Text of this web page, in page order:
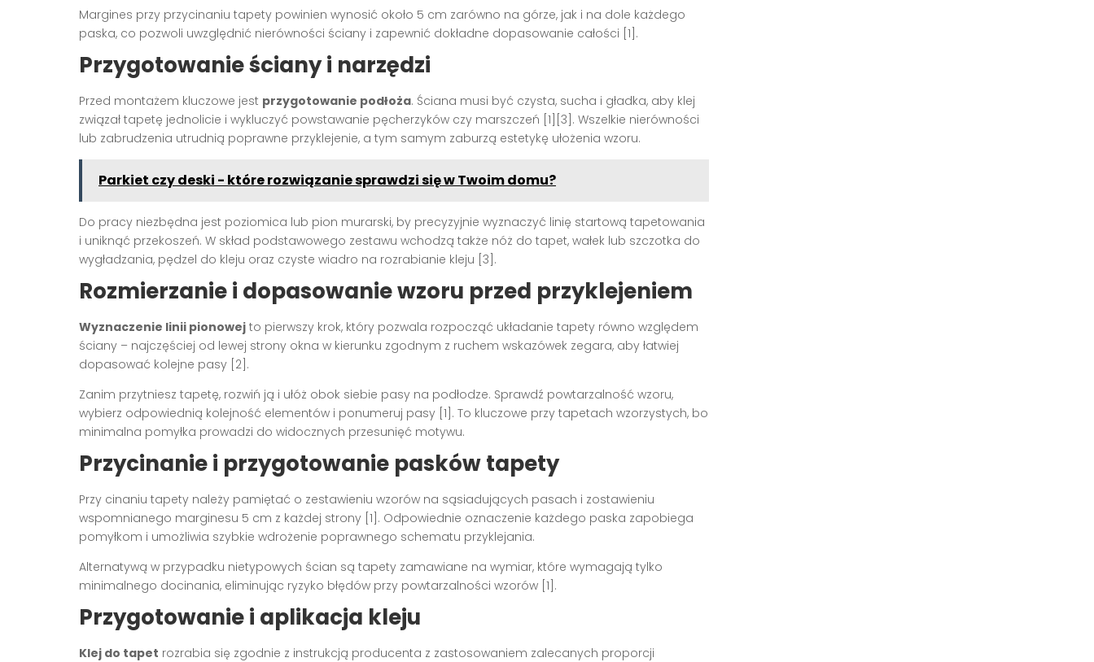
Margines przy przycinaniu tapety powinien wynosić około 5 cm zarówno na górze, jak i na dole każdego
paska, co pozwoli uwzględnić nierówności ściany i zapewnić dokładne dopasowanie całości [1] .
Przygotowanie ściany i narzędzi
Przed montażem kluczowe jest przygotowanie podłoża. Ściana musi być czysta, sucha i gładka, aby klej
związał tapetę jednolicie i wykluczyć powstawanie pęcherzyków czy marszczeń [1][3] . Wszelkie nierówności
lub zabrudzenia utrudnią poprawne przyklejenie, a tym samym zaburzą estetykę ułożenia wzoru.
Parkiet czy deski - które rozwiązanie sprawdzi się w Twoim domu?
Do pracy niezbędna jest poziomica lub pion murarski, by precyzyjnie wyznaczyć linię startową tapetowania
i uniknąć przekoszeń. W skład podstawowego zestawu wchodzą także nóż do tapet, wałek lub szczotka do
wygładzania, pędzel do kleju oraz czyste wiadro na rozrabianie kleju [3] .
Rozmierzanie i dopasowanie wzoru przed przyklejeniem
Wyznaczenie linii pionowej to pierwszy krok, który pozwala rozpocząć układanie tapety równo względem
ściany – najczęściej od lewej strony okna w kierunku zgodnym z ruchem wskazówek zegara, aby łatwiej
dopasować kolejne pasy [2] .
Zanim przytniesz tapetę, rozwiń ją i ułóż obok siebie pasy na podłodze. Sprawdź powtarzalność wzoru,
wybierz odpowiednią kolejność elementów i ponumeruj pasy [1] . To kluczowe przy tapetach wzorzystych, bo
minimalna pomyłka prowadzi do widocznych przesunięć motywu.
Przycinanie i przygotowanie pasków tapety
Przy cinaniu tapety należy pamiętać o zestawieniu wzorów na sąsiadujących pasach i zostawieniu
wspomnianego marginesu 5 cm z każdej strony [1] . Odpowiednie oznaczenie każdego paska zapobiega
pomyłkom i umożliwia szybkie wdrożenie poprawnego schematu przyklejania.
Alternatywą w przypadku nietypowych ścian są tapety zamawiane na wymiar, które wymagają tylko
minimalnego docinania, eliminując ryzyko błędów przy powtarzalności wzorów [1] .
Przygotowanie i aplikacja kleju
Klej do tapet rozrabia się zgodnie z instrukcją producenta z zastosowaniem zalecanych proporcji